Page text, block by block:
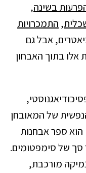
בשינה,
, התמכרויות
אבל גם
אלו בתוך האבחון
של המאובחן
הוא ספר אבחנות
סך של סימפטומים.
מורכבת,